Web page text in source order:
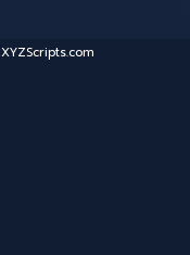
XYZScripts.com